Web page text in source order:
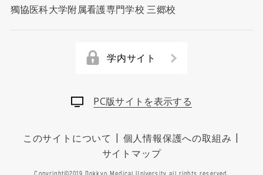
前立腺センター
血液浄化センター
脳卒中センター
糖尿病センター
獨協医科大学附属看護専門学校 三郷校
学内サイト
PC版サイトを表示する
このサイトについて | 個人情報保護への取組み |
サイトマップ
Copyright©2019 Dokkyo Medical University all rights reserved.